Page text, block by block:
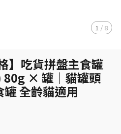
1 / 8
】吃貨拼盤主食罐
80g × 罐｜貓罐頭
全齡貓適用